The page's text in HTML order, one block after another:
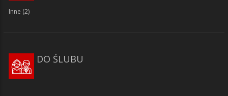
Inne (2)
DO ŚLUBU